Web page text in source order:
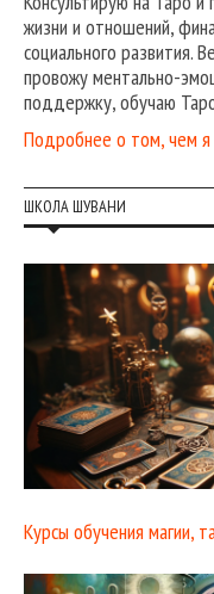
жизни и отношений,
социального развития.
провожу ментально-
поддержку, обучаю
Подробнее о том, чем я
ШКОЛА ШУВАНИ
Курсы обучения магии,